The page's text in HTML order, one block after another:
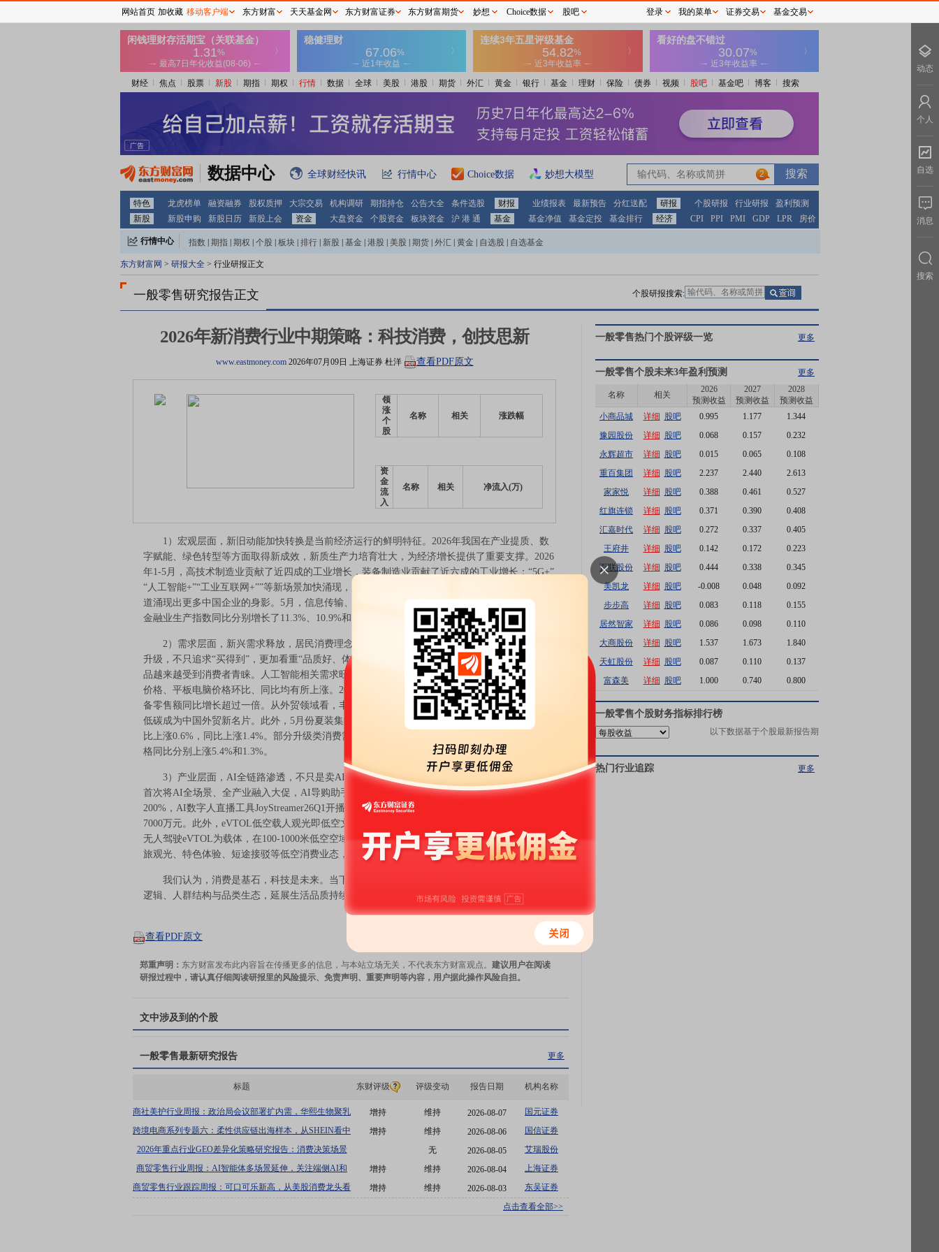
财经 焦点 股票 新股 期指 期权 行情 数据 全球 美股 港股 期货 外汇 黄金 银行 基金 理财 保险 债券 视频 股吧 基金吧 博客 搜索
数据中心 全球财经快讯 行情中心 Choice数据 妙想大模型 2
2
特色 龙虎榜单 融资融券 股权质押 大宗交易 机构调研 期指持仓 公告大全 条件选股 财报 业绩报表 最新预告 分红送配 研报 个股研报 行业研报
盈利预测
新股
新股申购 新股日历 新股上会 资金 大盘资金 个股资金 板块资金 沪 港 通 基金 基金净值 基金定投 基金排行 经济 CPI PPI PMI GDP LPR 房价
行情中心 指数 期指 期权 个股 板块 排行 新股 基金 港股 美股 期货 外汇 黄金 自选股 自选基金
东方财富网 > 研报大全 > 行业研报正文
一般零售研究报告正文 个股研报搜索:
2026年新消费行业中期策略：科技消费，创技思新
www.eastmoney.com 2026年07月09日 上海证券 杜洋 查看PDF原文
领
涨
个
股
名称 相关 涨跌幅
资
金
流
入
名称 相关 净流入(万)
1）宏观层面，新旧动能加快转换是当前经济运行的鲜明特征。2026年我国在产业提质、数
字赋能、绿色转型等方面取得新成效，新质生产力培育壮大，为经济增长提供了重要支撑。2026
年1-5月，高技术制造业贡献了近四成的工业增长，装备制造业贡献了近六成的工业增长；“5G+”
“人工智能+”“工业互联网+””等新场景加快涌现，人工智能大模型、量子科技、具身智能等新赛
道涌现出更多中国企业的身影。5月，信息传输、软件和信息技术服务业，租赁和商务服务业，
金融业生产指数同比分别增长了11.3%、10.9%和7.0%。
2）需求层面，新兴需求释放，居民消费理念不断升级。从消费领域看，居民消费理念不断
升级，不只追求“买得到”，更加看重“品质好、体验佳”，新能源汽车、高能效等级家电、智能产
品越来越受到消费者青睐。人工智能相关需求旺盛带动消费电子产品价格上涨，5月移动电话机
价格、平板电脑价格环比、同比均有所上涨。2026年1-5月，包括智能眼镜在内的可穿戴智能设
备零售额同比增长超过一倍。从外贸领域看，丰富多样的“中国好物”广受欢迎，高端智能、绿色
低碳成为中国外贸新名片。此外，5月份夏装集中上新、换新购新的需求增加，带动衣着价格环
比上涨0.6%，同比上涨1.4%。部分升级类消费需求持续释放，带动交通通信、教育文化娱乐价
格同比分别上涨5.4%和1.3%。
3）产业层面，AI全链路渗透，不只是卖AI产品，而是用AI重塑购物体验。2026年618，京东
首次将AI全场景、全产业融入大促，AI导购助手“京言”已覆盖近8000万用户，同比增长超
200%，AI数字人直播工具JoyStreamer26Q1开播量同比增长10倍，618开场4小时内带货成交突破
7000万元。此外，eVTOL低空载人观光即低空文旅出行，是指以纯电驱动、可垂直起降的载人/
无人驾驶eVTOL为载体，在100-1000米低空空域（通用航空管制的文旅专属空域）内，开展的文
旅观光、特色体验、短途接驳等低空消费业态，是低空经济与文旅产业融合的核心赛道。
我们认为，消费是基石，科技是未来。当下，科技创新正渗透至消费市场的肌理，重塑价值
逻辑、人群结构与品类生态，延展生活品质持续升级。
今日最新研究报告
查看PDF原文
郑重声明： 东方财富发布此内容旨在传播更多的信息，与本站立场无关，不代表东方财富观点。 建议用户在阅读
研报过程中，请认真仔细阅读研报里的风险提示、免责声明、重要声明等内容，用户据此操作风险自担。
文中涉及到的个股
一般零售最新研究报告 更多
标题 东财评级 评级变动 报告日期 机构名称
商社美护行业周报：政治局会议部署扩内需，华熙生物聚乳
增持 维持 2026-08-07
国元证券
跨境电商系列专题六：柔性供应链出海样本，从SHEIN看中
增持 维持 2026-08-06
国信证券
2026年重点行业GEO差异化策略研究报告：消费决策场景
无 2026-08-05
艾瑞股份
商贸零售行业周报：AI智能体多场景延伸，关注端侧AI和
增持 维持 2026-08-04
上海证券
商贸零售行业跟踪周报：可口可乐新高，从美股消费龙头看
A股消费估值空间
增持 维持 2026-08-03
东吴证券
点击查看全部>>
一般零售热门个股评级一览 更多
一般零售个股未来3年盈利预测 更多
名称 相关
2026
预测收益
2027
预测收益
2028
预测收益
小商品城
详细 股吧 0.995 1.177
1.344
豫园股份
详细 股吧 0.068 0.157
0.232
永辉超市
详细 股吧 0.015 0.065
0.108
重百集团
详细 股吧 2.237 2.440
2.613
家家悦
详细 股吧 0.388 0.461
0.527
红旗连锁
详细 股吧 0.371 0.390
0.408
汇嘉时代
详细 股吧 0.272 0.337
0.405
王府井
详细 股吧 0.142 0.172
0.223
百联股份
详细 股吧 0.444 0.338
0.345
美凯龙
详细 股吧 -0.008 0.048
0.092
步步高
详细 股吧 0.083 0.118
0.155
居然智家
详细 股吧 0.086 0.098
0.110
大商股份
详细 股吧 1.537 1.673
1.840
天虹股份
详细 股吧 0.087 0.110
0.137
富森美
详细 股吧 1.000 0.740 0.800
一般零售个股财务指标排行榜
以下数据基于个股最新报告期
热门行业追踪 更多
网站首页 加收藏 移动客户端 东方财富 天天基金网 东方财富证券 东方财富期货 妙想 Choice数据 股吧 登录 我的菜单 证券交易 基金交易
动态
个人
自选
消息
搜索